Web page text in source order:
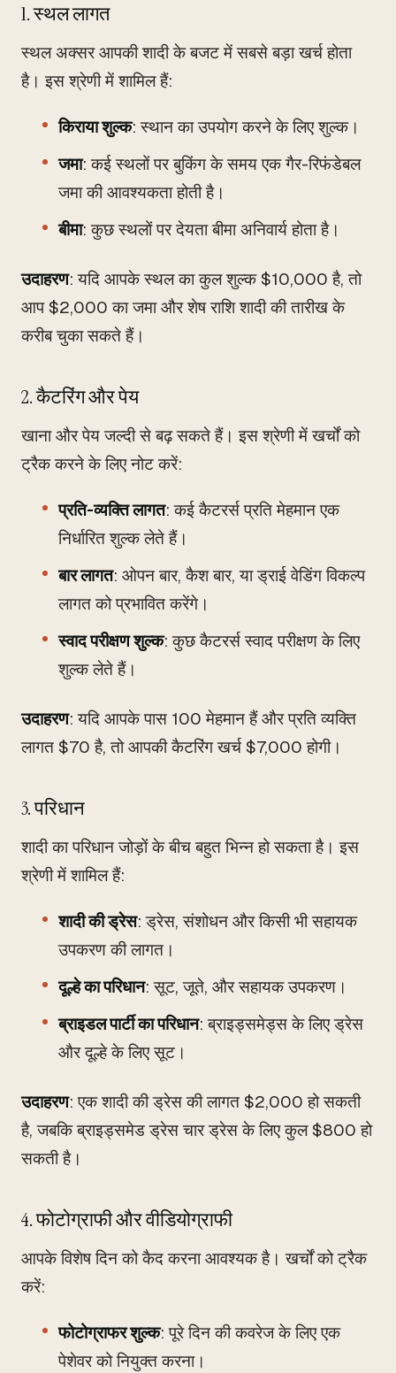
1. स्थल लागत
स्थल अक्सर आपकी शादी के बजट में सबसे बड़ा खर्च होता
है। इस श्रेणी में शामिल हैं:
किराया शुल्क: स्थान का उपयोग करने के लिए शुल्क।
जमा: कई स्थलों पर बुकिंग के समय एक गैर-रिफंडेबल
जमा की आवश्यकता होती है।
बीमा: कुछ स्थलों पर देयता बीमा अनिवार्य होता है।
उदाहरण: यदि आपके स्थल का कुल शुल्क $10,000 है, तो
आप $2,000 का जमा और शेष राशि शादी की तारीख के
करीब चुका सकते हैं।
2. कैटरिंग और पेय
खाना और पेय जल्दी से बढ़ सकते हैं। इस श्रेणी में खर्चों को
ट्रैक करने के लिए नोट करें:
प्रति-व्यक्ति लागत: कई कैटरर्स प्रति मेहमान एक
निर्धारित शुल्क लेते हैं।
बार लागत: ओपन बार, कैश बार, या ड्राई वेडिंग विकल्प
लागत को प्रभावित करेंगे।
स्वाद परीक्षण शुल्क: कुछ कैटरर्स स्वाद परीक्षण के लिए
शुल्क लेते हैं।
उदाहरण: यदि आपके पास 100 मेहमान हैं और प्रति व्यक्ति
लागत $70 है, तो आपकी कैटरिंग खर्च $7,000 होगी।
3. परिधान
शादी का परिधान जोड़ों के बीच बहुत भिन्न हो सकता है। इस
श्रेणी में शामिल हैं:
शादी की ड्रेस: ड्रेस, संशोधन और किसी भी सहायक
उपकरण की लागत।
दूल्हे का परिधान: सूट, जूते, और सहायक उपकरण।
ब्राइडल पार्टी का परिधान: ब्राइड्समेड्स के लिए ड्रेस
और दूल्हे के लिए सूट।
उदाहरण: एक शादी की ड्रेस की लागत $2,000 हो सकती
है, जबकि ब्राइड्समेड ड्रेस चार ड्रेस के लिए कुल $800 हो
सकती है।
4. फोटोग्राफी और वीडियोग्राफी
आपके विशेष दिन को कैद करना आवश्यक है। खर्चों को ट्रैक
करें:
फोटोग्राफर शुल्क: पूरे दिन की कवरेज के लिए एक
पेशेवर को नियुक्त करना।